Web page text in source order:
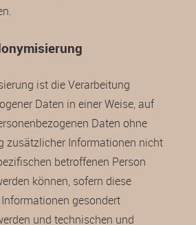
ist die Verarbeitung
Daten in einer Weise, auf
Daten ohne
zusätzlicher Informationen nicht
betroffenen Person
können, sofern diese
gesondert
und technischen und